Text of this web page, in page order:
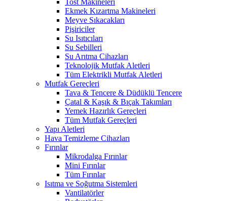
Tost Makineleri
Ekmek Kızartma Makineleri
Meyve Sıkacakları
Pişiriciler
Su Isıtıcıları
Su Sebilleri
Su Arıtma Cihazları
Teknolojik Mutfak Aletleri
Tüm Elektrikli Mutfak Aletleri
Mutfak Gereçleri
Tava & Tencere & Düdüklü Tencere
Çatal & Kaşık & Bıçak Takımları
Yemek Hazırlık Gereçleri
Tüm Mutfak Gereçleri
Yapı Aletleri
Hava Temizleme Cihazları
Fırınlar
Mikrodalga Fırınlar
Mini Fırınlar
Tüm Fırınlar
Isıtma ve Soğutma Sistemleri
Vantilatörler